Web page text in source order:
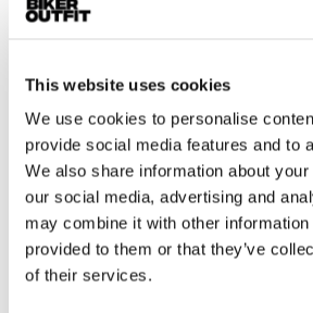
This website uses cookies
We use cookies to personalise
provide social media features and to
We also share information about
our social media, advertising and
may combine it with other information
provided to them or that they’ve
of their services.
Heren
Motorjeans heren
Motorhoodie heren
Motorhelm heren